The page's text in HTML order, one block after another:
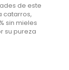
de este
catarros,
sin mieles
su pureza